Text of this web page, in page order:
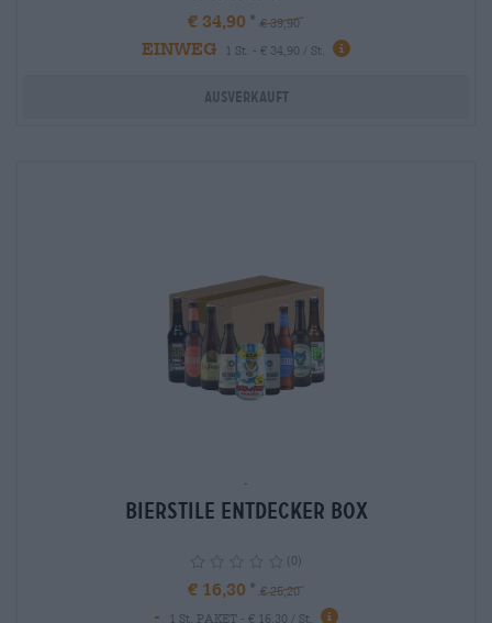
€ 34,90 € 39,90
EINWEG 1 St. - € 34,90 / St. info
Ausverkauft
-
Bierstile Entdecker Box
(0)
€ 16,30 € 25,20
- 1 St. PAKET - € 16,30 / St. info